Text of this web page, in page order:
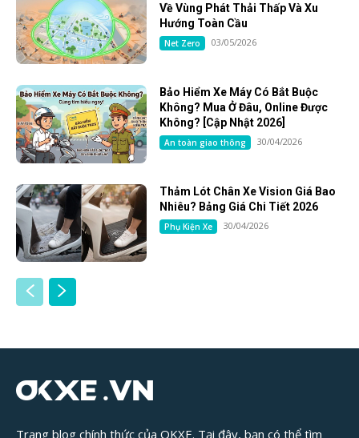
Về Vùng Phát Thải Thấp Và Xu
Hướng Toàn Cầu
Net Zero 03/05/2026
Bảo Hiểm Xe Máy Có Bắt Buộc
Không? Mua Ở Đâu, Online Được
Không? [Cập Nhật 2026]
An toàn giao thông 30/04/2026
Thảm Lót Chân Xe Vision Giá Bao
Nhiêu? Bảng Giá Chi Tiết 2026
Phụ Kiện Xe 30/04/2026
Trang blog chính thức của OKXE. Tại đây, bạn có thể tìm